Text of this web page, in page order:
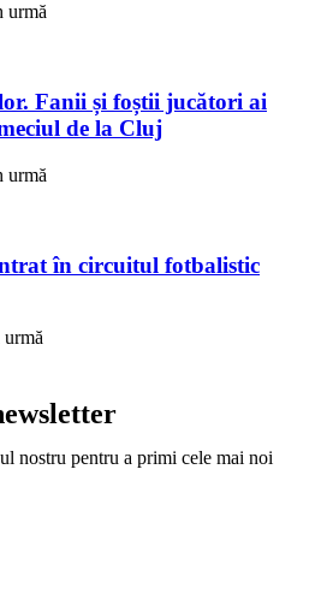
urmă
Fanii și foștii jucători ai
de la Cluj
urmă
în circuitul fotbalistic
nostru pentru a primi cele mai noi